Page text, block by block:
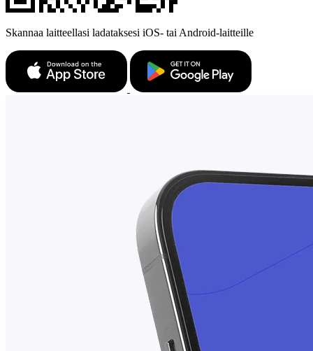
Skannaa laitteellasi ladataksesi iOS- tai Android-laitteille